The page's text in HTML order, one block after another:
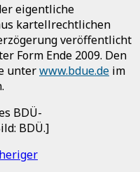
eigentliche
kartellrechtlichen
veröffentlicht
Form Ende 2009. Den
unterwww.bdue.de im
BDÜ-
BDÜ.]